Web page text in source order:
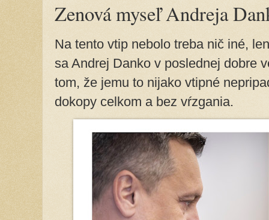
Zenová myseľ Andreja
Na tento vtip nebolo treba nič iné,
sa Andrej Danko v poslednej dobre
tom, že jemu to nijako vtipné
dokopy celkom a bez vŕzgania.